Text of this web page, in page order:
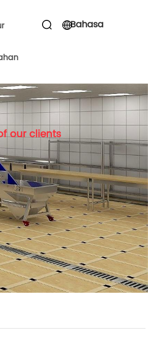
Bahasa
our clients